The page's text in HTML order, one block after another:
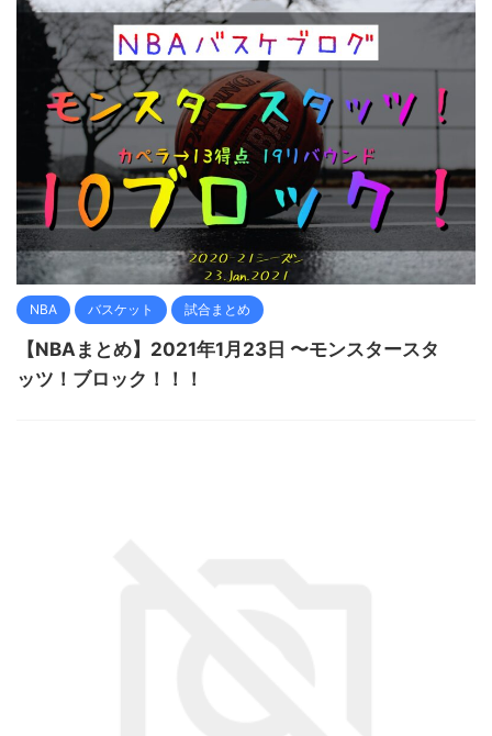
NBA バスケット 試合まとめ
【NBAまとめ】2021年1月23日 〜モンスタースタ
ッツ！ブロック！！！